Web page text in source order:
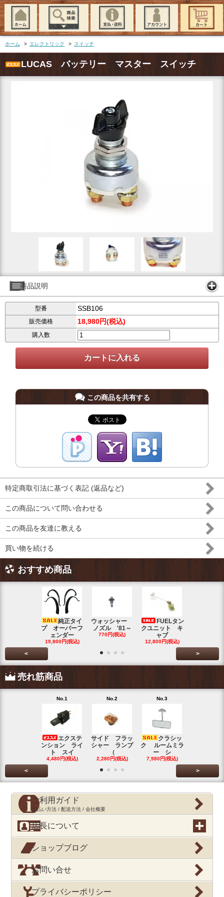
ホーム > エレクトリック > スイッチ
LUCAS バッテリー マスター スイッチ
商品説明
型番 SSB106
販売価格 18,980円(税込)
購入数
この商品を共有する
特定商取引法に基づく表記 (返品など)
この商品について問い合わせる
この商品を友達に教える
買い物を続ける
おすすめ商品
純正タイ
プ オーバーフ
ェンダー
19,800円(税込)
ウォッシャー
ノズル '81～
770円(税込)
FUELタン
クユニット キ
ャブ
12,800円(税込)
< >
売れ筋商品
No.1
エクステ
ンション ライ
ト スイ
4,480円(税込)
No.2
サイド フラッ
シャー ランプ
（
2,280円(税込)
No.3
クラシッ
ク ルームミラ
ー シ
7,980円(税込)
< >
ご利用ガイド
支払い方法 / 配送方法 / 会社概要
店長について
ショップブログ
お問い合せ
プライバシーポリシー